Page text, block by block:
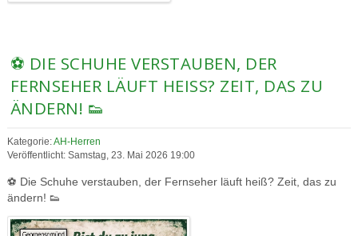
⚽ DIE SCHUHE VERSTAUBEN, DER
FERNSEHER LÄUFT HEISS? ZEIT, DAS ZU Ä
NDERN! 👟
Kategorie:AH-Herren
Veröffentlicht: Samstag, 23. Mai 2026 19:00
⚽ Die Schuhe verstauben, der Fernseher läuft heiß? Zeit, das zu
ändern! 👟